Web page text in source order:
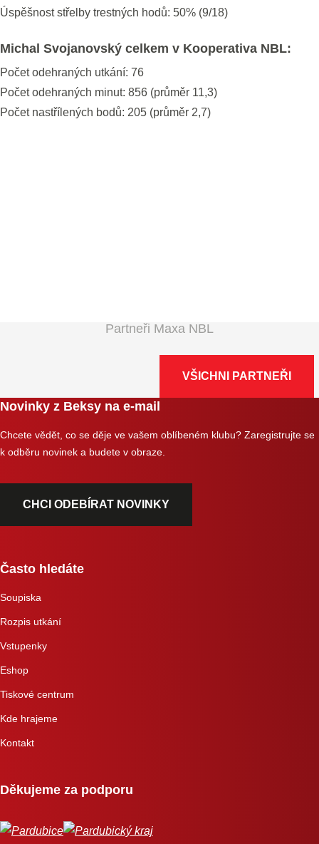
Úspěšnost střelby trestných hodů: 50% (9/18)
Michal Svojanovský celkem v Kooperativa NBL:
Počet odehraných utkání: 76
Počet odehraných minut: 856 (průměr 11,3)
Počet nastřílených bodů: 205 (průměr 2,7)
Partneři Maxa NBL
VŠICHNI PARTNEŘI
Novinky z Beksy na e-mail
Chcete vědět, co se děje ve vašem oblíbeném klubu? Zaregistrujte se
k odběru novinek a budete v obraze.
CHCI ODEBÍRAT NOVINKY
Často hledáte
Soupiska
Rozpis utkání
Vstupenky
Eshop
Tiskové centrum
Kde hrajeme
Kontakt
Děkujeme za podporu